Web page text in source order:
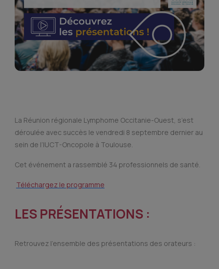
La Réunion régionale Lymphome Occitanie-Ouest, s’est
déroulée avec succès le vendredi 8 septembre dernier au
sein de l’IUCT-Oncopole à Toulouse.
Cet événement a rassemblé 34 professionnels de santé.
Téléchargez le programme
LES PRÉSENTATIONS :
Retrouvez l’ensemble des présentations des orateurs :